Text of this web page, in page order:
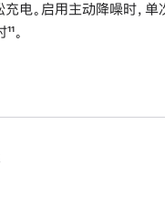
注
充电。启用主动降噪时，
脚
¹¹。